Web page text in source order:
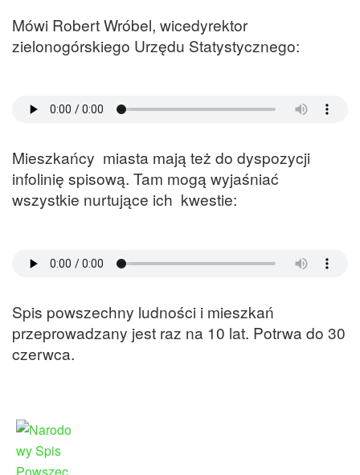
Mówi Robert Wróbel, wicedyrektor
zielonogórskiego Urzędu Statystycznego:
Mieszkańcy miasta mają też do dyspozycji
infolinię spisową. Tam mogą wyjaśniać
wszystkie nurtujące ich kwestie:
Spis powszechny ludności i mieszkań
przeprowadzany jest raz na 10 lat. Potrwa do 30
czerwca.